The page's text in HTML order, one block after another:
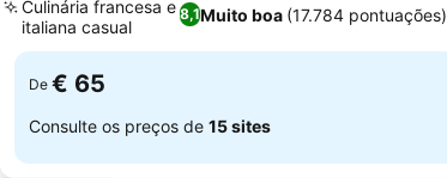
8,1Muito boa (17.784 pontuações)
Culinária francesa e
italiana casual
De € 65
Consulte os preços de 15 sites